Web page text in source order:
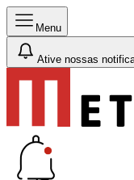
Menu
Ative nossas